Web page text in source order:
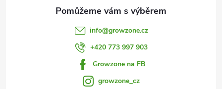
info@growzone.cz
+420 773 997 903
Growzone na FB
growzone_cz